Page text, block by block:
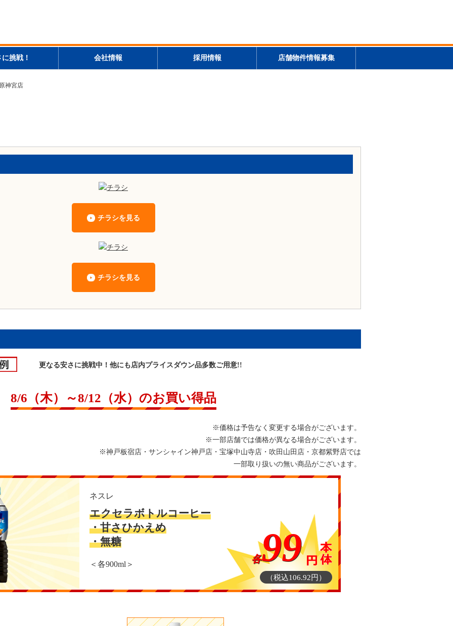
挑戦！ 会社情報 採用情報 店舗物件情報募集
神宮店
チラシを見る
チラシを見る
更なる安さに挑戦中！他にも店内プライスダウン品多数ご用意!!
8/6（木）～8/12（水）のお買い得品
※価格は予告なく変更する場合がございます。
※一部店舗では価格が異なる場合がございます。
※神戸板宿店・サンシャイン神戸店・宝塚中山寺店・吹田山田店・京都紫野店では
一部取り扱いの無い商品がございます。
ネスレ
エクセラボトルコーヒー
・甘さひかえめ
・無糖
＜各900ml＞
各99
（税込106.92円）